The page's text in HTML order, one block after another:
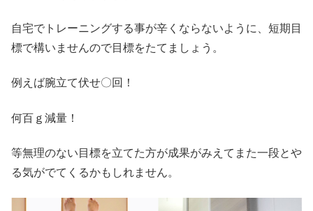
自宅でトレーニングする事が辛くならないように、短期目
標で構いませんので目標をたてましょう。
例えば腕立て伏せ〇回！
何百ｇ減量！
等無理のない目標を立てた方が成果がみえてまた一段とや
る気がでてくるかもしれません。